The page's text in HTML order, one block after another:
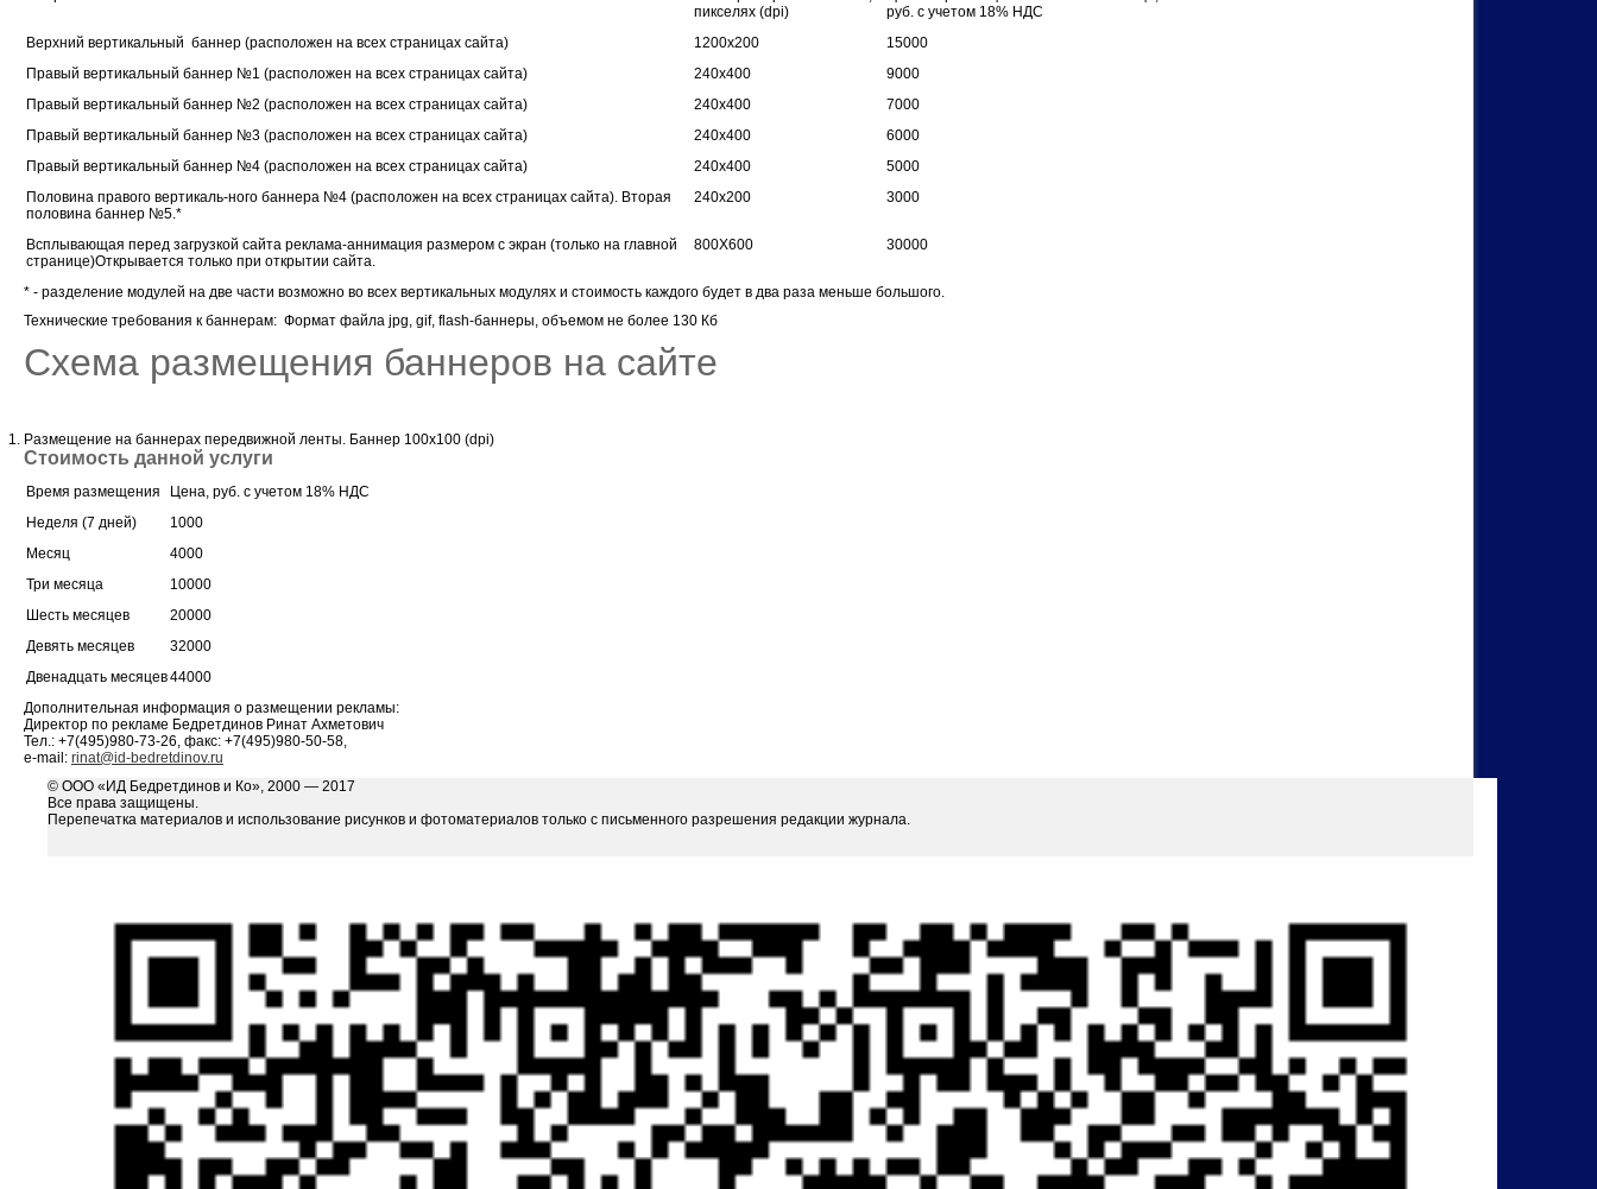
пикселях (dpi)
руб. с учетом 18% НДС
Верхний вертикальный баннер (расположен на всех страницах сайта)
1200х200
15000
Правый вертикальный баннер №1 (расположен на всех страницах сайта)
240х400
9000
Правый вертикальный баннер №2 (расположен на всех страницах сайта)
240х400
7000
Правый вертикальный баннер №3 (расположен на всех страницах сайта)
240х400
6000
Правый вертикальный баннер №4 (расположен на всех страницах сайта)
240х400
5000
Половина правого вертикаль-ного баннера №4 (расположен на всех страницах сайта). Вторая
половина баннер №5.*
240х200 3000
Всплывающая перед загрузкой сайта реклама-аннимация размером с экран (только на главной
странице)Открывается только при открытии сайта.
800Х600 30000
* - разделение модулей на две части возможно во всех вертикальных модулях и стоимость каждого будет в два раза меньше большого.
Технические требования к баннерам: Формат файла jpg, gif, flash-баннеры, объемом не более 130 Кб
Схема размещения баннеров на сайте
Размещение на баннерах передвижной ленты. Баннер 100х100 (dpi)
Стоимость данной услуги
Время размещения
Цена, руб. с учетом 18% НДС
Неделя (7 дней)
1000
Месяц
4000
Три месяца
10000
Шесть месяцев
20000
Девять месяцев
32000
Двенадцать месяцев44000
Дополнительная информация о размещении рекламы:
Директор по рекламе Бедретдинов Ринат Ахметович
Тел.: +7(495)980-73-26, факс: +7(495)980-50-58,
e-mail: rinat@id-bedretdinov.ru
© ООО «ИД Бедретдинов и Ко», 2000 — 2017
Все права защищены.
Перепечатка материалов и использование рисунков и фотоматериалов только с письменного разрешения редакции журнала.